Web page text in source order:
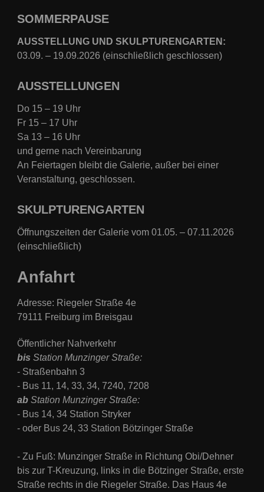
SOMMERPAUSE
AUSSTELLUNG UND SKULPTURENGARTEN:
03.09. – 19.09.2026 (einschließlich geschlossen)
AUSSTELLUNGEN
Do 15 – 19 Uhr
Fr 15 – 17 Uhr
Sa 13 – 16 Uhr
und gerne nach Vereinbarung
An Feiertagen bleibt die Galerie, außer bei einer
Veranstaltung, geschlossen.
SKULPTURENGARTEN
Öffnungszeiten der Galerie vom 01.05. – 07.11.2026
(einschließlich)
Anfahrt
Adresse: Riegeler Straße 4e
79111 Freiburg im Breisgau
Öffentlicher Nahverkehr
bis Station Munzinger Straße:
- Straßenbahn 3
- Bus 11, 14, 33, 34, 7240, 7208
ab StationMunzinger Straße:
- Bus 14, 34 Station Stryker
- oder Bus 24, 33 Station Bötzinger Straße
- Zu Fuß: Munzinger Straße in Richtung Obi/Dehner
bis zur T-Kreuzung, links in die Bötzinger Straße, erste
Straße rechts in die Riegeler Straße. Das Haus 4e